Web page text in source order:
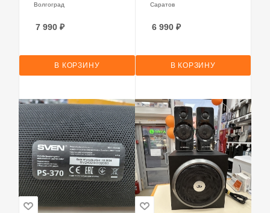
Волгоград
7 990 ₽
В КОРЗИНУ
Саратов
6 990₽
В КОРЗИНУ